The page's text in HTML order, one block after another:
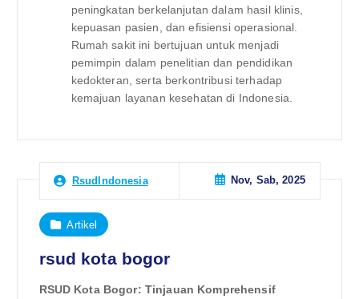
peningkatan berkelanjutan dalam hasil klinis,
kepuasan pasien, dan efisiensi operasional.
Rumah sakit ini bertujuan untuk menjadi
pemimpin dalam penelitian dan pendidikan
kedokteran, serta berkontribusi terhadap
kemajuan layanan kesehatan di Indonesia.
RsudIndonesia Nov, Sab, 2025
Artikel
rsud kota bogor
RSUD Kota Bogor: Tinjauan Komprehensif